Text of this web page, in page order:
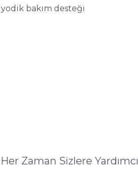
bakım desteği
Zaman Sizlere Yardımcı